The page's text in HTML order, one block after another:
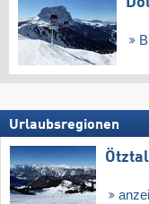
Urlaubsregionen
Ötztal